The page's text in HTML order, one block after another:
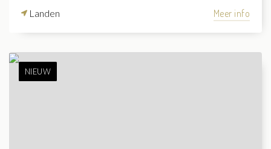
Landen Meer info
NIEUW